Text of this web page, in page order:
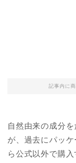
記事内に
自然由来の成分
が、過去にパッ
ら公式以外で購